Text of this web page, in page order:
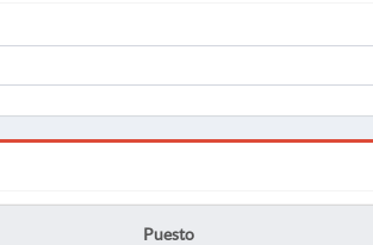
Puesto